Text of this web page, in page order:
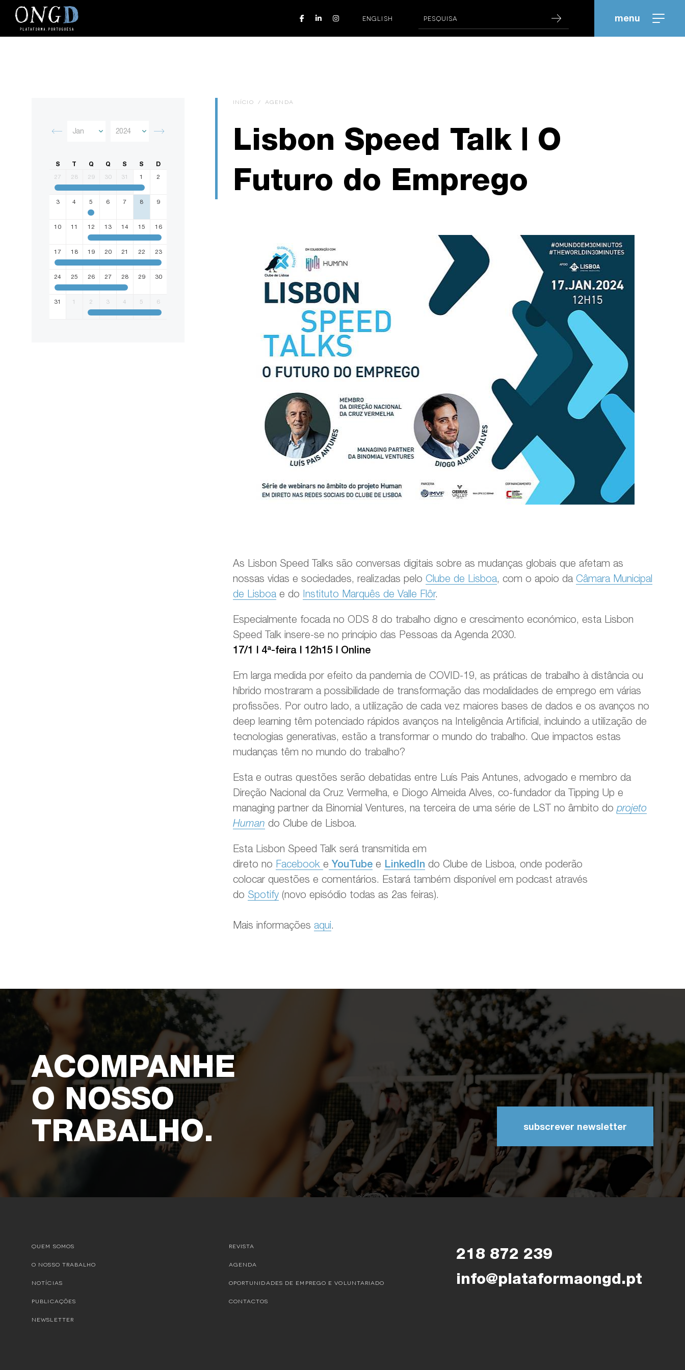
ENGLISH menu
S T Q Q S S D
27 28 29 30 31 1 2
3 4 5 6 7 8 9
10 11 12 13 14 15 16
17 18 19 20 21 22 23
24 25 26 27 28 29 30
31 1 2 3 4 5 6
INÍCIO / AGENDA
Lisbon Speed Talk | O
Futuro do Emprego
As Lisbon Speed Talks são conversas digitais sobre as mudanças globais que afetam as
nossas vidas e sociedades, realizadas pelo Clube de Lisboa, com o apoio da Câmara Municipal
de Lisboa e do Instituto Marquês de Valle Flôr.
Especialmente focada no ODS 8 do trabalho digno e crescimento económico, esta Lisbon
Speed Talk insere-se no princípio das Pessoas da Agenda 2030.
17/1 | 4ª-feira | 12h15 | Online
Em larga medida por efeito da pandemia de COVID-19, as práticas de trabalho à distância ou
híbrido mostraram a possibilidade de transformação das modalidades de emprego em várias
profissões. Por outro lado, a utilização de cada vez maiores bases de dados e os avanços no
deep learning têm potenciado rápidos avanços na Inteligência Artificial, incluindo a utilização de
tecnologias generativas, estão a transformar o mundo do trabalho. Que impactos estas
mudanças têm no mundo do trabalho?
Esta e outras questões serão debatidas entre Luís Pais Antunes, advogado e membro da
Direção Nacional da Cruz Vermelha, e Diogo Almeida Alves, co-fundador da Tipping Up e
managing partner da Binomial Ventures, na terceira de uma série de LST no âmbito do projeto
Human do Clube de Lisboa.
Esta Lisbon Speed Talk será transmitida em
direto no Facebook e YouTube e LinkedIn do Clube de Lisboa, onde poderão
colocar questões e comentários. Estará também disponível em podcast através
do Spotify (novo episódio todas as 2as feiras).
Mais informações aqui.
ACOMPANHE
O NOSSO
TRABALHO.
subscrever newsletter
QUEM SOMOS
O NOSSO TRABALHO
NOTÍCIAS
PUBLICAÇÕES
NEWSLETTER
REVISTA
AGENDA
OPORTUNIDADES DE EMPREGO E VOLUNTARIADO
CONTACTOS
218 872 239
info@plataformaongd.pt